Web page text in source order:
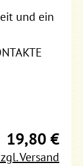
und ein
19,80 €
Versand